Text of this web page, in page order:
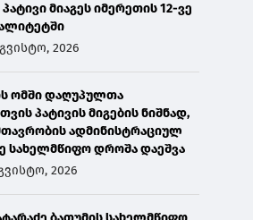
მიაგეს იმერეთის 12-ვე
2026
ომში დაღუპულთა
პატივის მიგების ნიშნად,
ადმინისტრაციულ
სახელმწიფო დროშა დაეშვა
2026